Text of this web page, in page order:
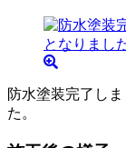
防水塗装完了し
た。